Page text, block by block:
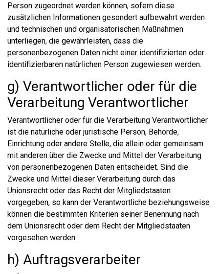
Person zugeordnet werden können, sofern diese
zusätzlichen Informationen gesondert aufbewahrt werden
und technischen und organisatorischen Maßnahmen
unterliegen, die gewährleisten, dass die
personenbezogenen Daten nicht einer identifizierten oder
identifizierbaren natürlichen Person zugewiesen werden.
g) Verantwortlicher oder für die
Verarbeitung Verantwortlicher
Verantwortlicher oder für die Verarbeitung Verantwortlicher
ist die natürliche oder juristische Person, Behörde,
Einrichtung oder andere Stelle, die allein oder gemeinsam
mit anderen über die Zwecke und Mittel der Verarbeitung
von personenbezogenen Daten entscheidet. Sind die
Zwecke und Mittel dieser Verarbeitung durch das
Unionsrecht oder das Recht der Mitgliedstaaten
vorgegeben, so kann der Verantwortliche beziehungsweise
können die bestimmten Kriterien seiner Benennung nach
dem Unionsrecht oder dem Recht der Mitgliedstaaten
vorgesehen werden.
h) Auftragsverarbeiter